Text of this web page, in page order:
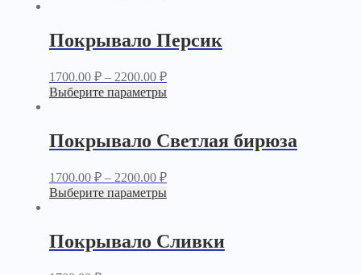
Покрывало Персик
1700.00 ₽– 2200.00 ₽
Выберите параметры
Покрывало Светлая бирюза
1700.00 ₽– 2200.00 ₽
Выберите параметры
Покрывало Сливки